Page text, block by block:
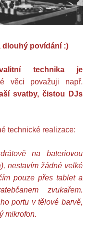
dlouhý povídání :)
technika je
věci považuji např.
svatby, čistou DJs
technické realizace:
na bateriovou
nestavím žádné velké
pouze přes tablet a
zvukařem.
portu v tělové barvě,
mikrofon.